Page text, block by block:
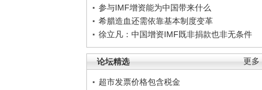
参与IMF增资能为中国带来什么
希腊造血还需依靠基本制度变革
徐立凡：中国增资IMF既非捐款也非无条件
更多
论坛精选
超市发票价格包含税金